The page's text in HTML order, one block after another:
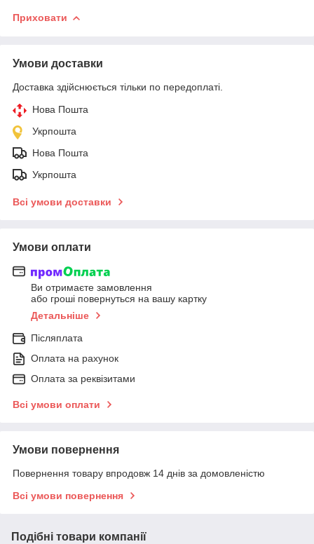
Приховати
Умови доставки
Доставка здійснюється тільки по передоплаті.
Нова Пошта
Укрпошта
Нова Пошта
Укрпошта
Всі умови доставки
Умови оплати
Ви отримаєте замовлення
або гроші повернуться на вашу картку
Детальніше
Післяплата
Оплата на рахунок
Оплата за реквізитами
Всі умови оплати
Умови повернення
Повернення товару впродовж 14 днів за домовленістю
Всі умови повернення
Подібні товари компанії